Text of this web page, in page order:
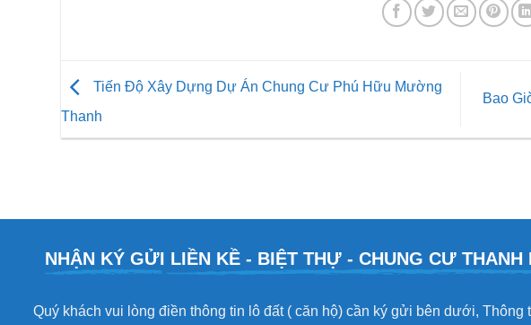
Tiến Độ Xây Dựng Dự Án Chung Cư Phú Hữu Mường
Thanh
Bao
NHẬN KÝ GỬI LIỀN KỀ - BIỆT THỰ - CHUNG CƯ THANH
Quý khách vui lòng điền thông tin lô đất ( căn hộ) cần ký gửi bên dưới, Thông